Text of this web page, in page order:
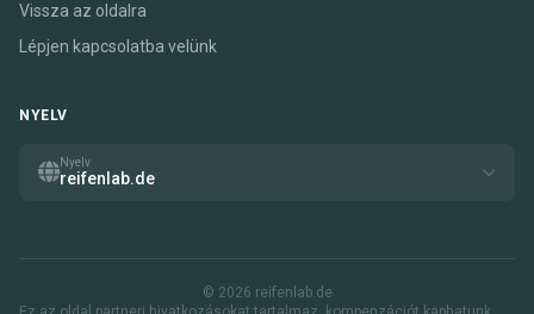
Vissza az oldalra
Lépjen kapcsolatba velünk
NYELV
Nyelv
reifenlab.de
© 2026 reifenlab.de